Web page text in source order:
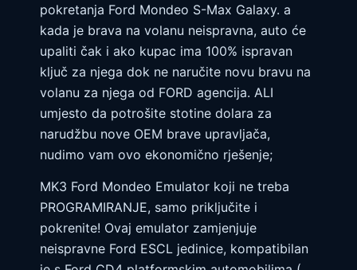
pokretanja Ford Mondeo S-Max Galaxy. a
kada je brava na volanu neispravna, auto će
upaliti čak i ako kupac ima 100% ispravan
ključ za njega dok ne naručite novu bravu na
volanu za njega od FORD agencija. ALI
umjesto da potrošite stotine dolara za
narudžbu nove OEM brave upravljača,
nudimo vam ovo ekonomično rješenje;
MK3 Ford Mondeo Emulator koji ne treba
PROGRAMIRANJE, samo priključite i
pokrenite! Ovaj emulator zamjenjuje
neispravne Ford ESCL jedinice, kompatibilan